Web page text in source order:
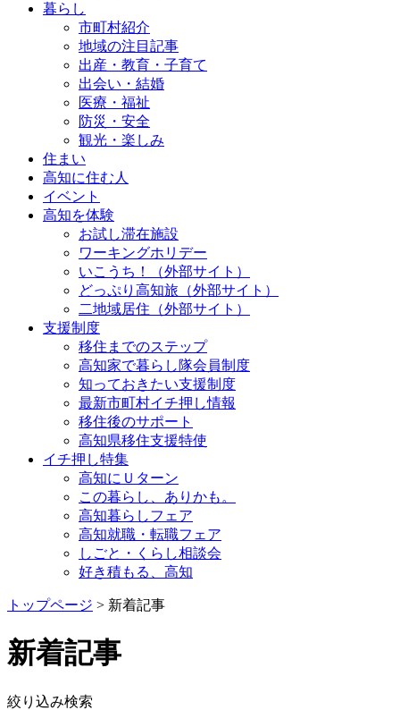
暮らし
市町村紹介
地域の注目記事
出産・教育・子育て
出会い・結婚
医療・福祉
防災・安全
観光・楽しみ
住まい
高知に住む人
イベント
高知を体験
お試し滞在施設
ワーキングホリデー
いこうち！（外部サイト）
どっぷり高知旅（外部サイト）
二地域居住（外部サイト）
支援制度
移住までのステップ
高知家で暮らし隊会員制度
知っておきたい支援制度
最新市町村イチ押し情報
移住後のサポート
高知県移住支援特使
イチ押し特集
高知にＵターン
この暮らし、ありかも。
高知暮らしフェア
高知就職・転職フェア
しごと・くらし相談会
好き積もる、高知
トップページ > 新着記事
新着記事
絞り込み検索